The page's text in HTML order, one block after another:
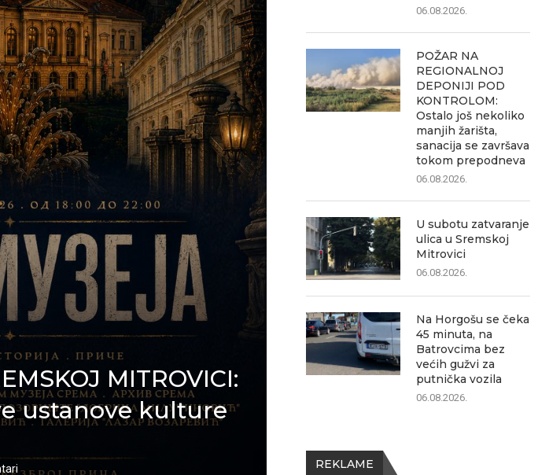
MITROVICI:
ustanove kulture
06.08.2026.
POŽAR NA
REGIONALNOJ
DEPONIJI POD
KONTROLOM:
Ostalo još nekoliko
manjih žarišta,
sanacija se završava
tokom prepodneva
06.08.2026.
U subotu zatvaranje
ulica u Sremskoj
Mitrovici
06.08.2026.
Na Horgošu se čeka
45 minuta, na
Batrovcima bez
većih gužvi za
putnička vozila
06.08.2026.
REKLAME